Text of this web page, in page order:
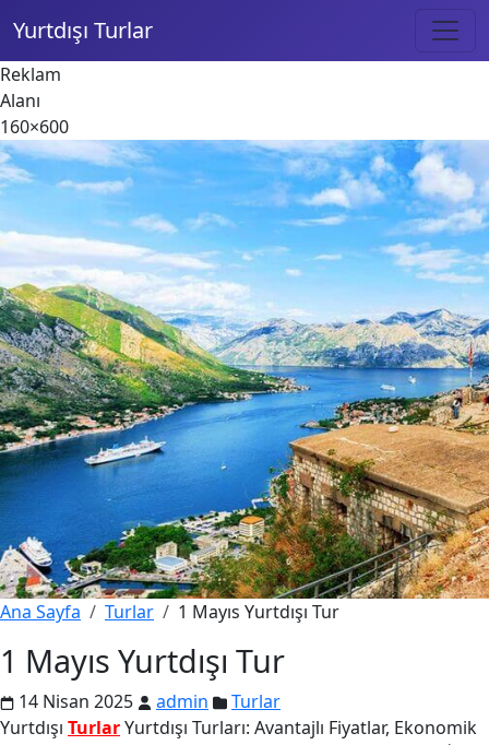
Yurtdışı Turlar
Reklam
Alanı
160×600
Ana Sayfa Turlar 1 Mayıs Yurtdışı Tur
1 Mayıs Yurtdışı Tur
14 Nisan 2025 admin
Turlar
Yurtdışı TurlarYurtdışı Turları: Avantajlı Fiyatlar, Ekonomik